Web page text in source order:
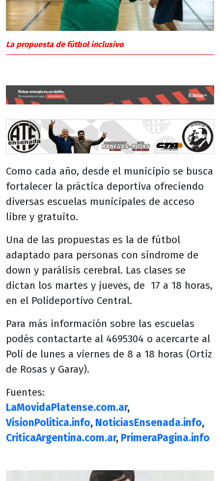
La propuesta de fútbol inclusivo
Como cada año, desde el municipio se busca
fortalecer la práctica deportiva ofreciendo
diversas escuelas municipales de acceso
libre y gratuito.
Una de las propuestas es la de fútbol
adaptado para personas con síndrome de
down y parálisis cerebral. Las clases se
dictan los martes y jueves, de 17 a 18 horas,
en el Polideportivo Central.
Para más información sobre las escuelas
podés contactarte al 4695304 o acercarte al
Poli de lunes a viernes de 8 a 18 horas (Ortiz
de Rosas y Garay).
Fuentes:
LaMovidaPlatense.com.ar,
VisionPolitica.info, NoticiasEnsenada.info,
CriticaArgentina.com.ar, PrimeraPagina.info